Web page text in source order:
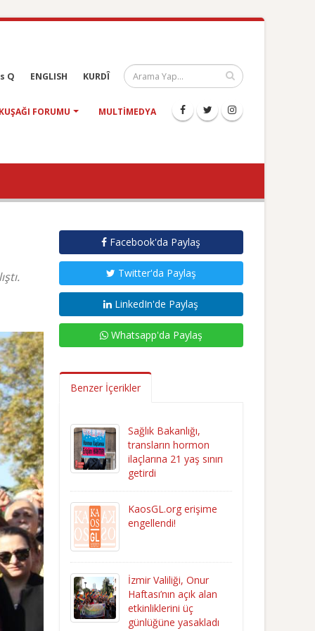
Q ENGLISH KURDÎ
FORUMU MULTIMEDYA
Facebook'da Paylaş
Twitter'da Paylaş
LinkedIn'de Paylaş
Whatsapp'da Paylaş
Benzer İçerikler
Sağlık Bakanlığı,
transların hormon
ilaçlarına 21 yaş sınırı
getirdi
KaosGL.org erişime
engellendi!
İzmir Valiliği, Onur
Haftası’nın açık alan
etkinliklerini üç
günlüğüne yasakladı